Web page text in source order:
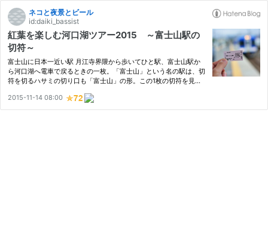
ネコと夜景とビール
id:daiki_bassist
紅葉を楽しむ河口湖ツアー2015 ～富士山駅の
切符～
富士山に日本一近い駅 月江寺界隈から歩いてひと駅、富士山駅か
ら河口湖へ電車で戻るときの一枚。「富士山」という名の駅は、切
符を切るハサミの切り口も「富士山」の形。この1枚の切符を見る
はの出来事でした。 daiki-photo.hatenablog.jp daiki-photo.hat
e…
2015-11-14 08:00